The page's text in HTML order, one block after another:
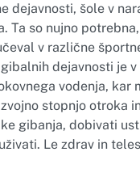
dejavnosti, šole v
Ta so nujno
v različne
dejavnosti je
vodenja,
stopnjo otroka
gibanja, dobivati
Le zdrav in